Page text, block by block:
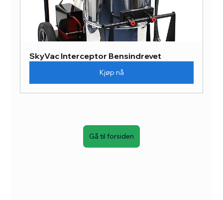
SkyVac Interceptor Bensindrevet
Kjøp nå
Gå til forsiden